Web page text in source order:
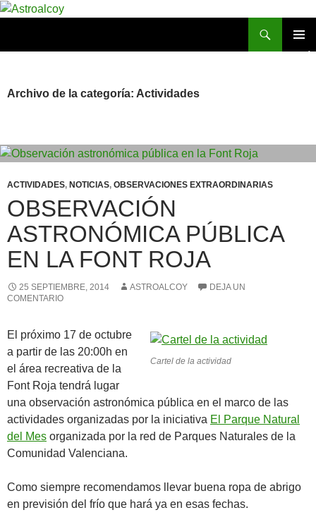
Saltar
Archivo de la categoría: Actividades
ACTIVIDADES, NOTICIAS, OBSERVACIONES EXTRAORDINARIAS
OBSERVACIÓN
ASTRONÓMICA PÚBLICA
EN LA FONT ROJA
25 SEPTIEMBRE, 2014 ASTROALCOY
DEJA UN
COMENTARIO
Cartel de la actividad
El próximo 17 de octubre
a partir de las 20:00h en
el área recreativa de la
Font Roja tendrá lugar
una observación astronómica pública en el marco de las
actividades organizadas por la iniciativa El Parque Natural
del Mes organizada por la red de Parques Naturales de la
Comunidad Valenciana.
Como siempre recomendamos llevar buena ropa de abrigo
en previsión del frío que hará ya en esas fechas.